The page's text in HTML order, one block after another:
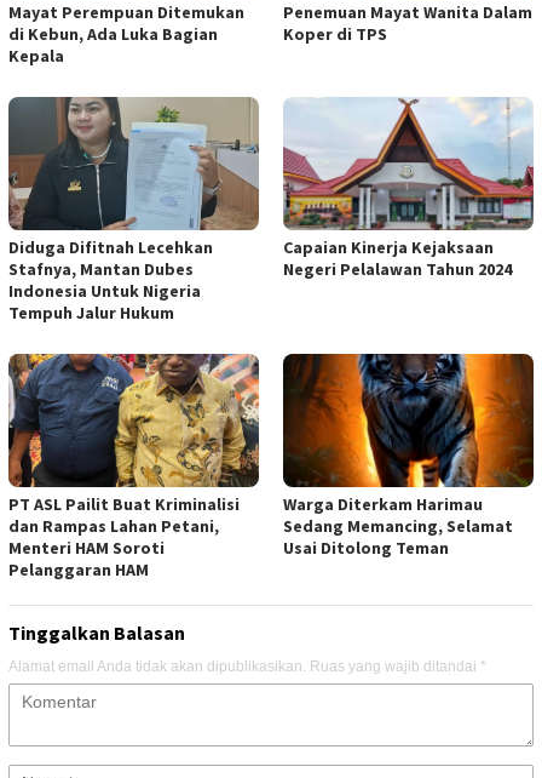
Mayat Perempuan Ditemukan
di Kebun, Ada Luka Bagian
Kepala
Penemuan Mayat Wanita Dalam
Koper di TPS
Diduga Difitnah Lecehkan
Stafnya, Mantan Dubes
Indonesia Untuk Nigeria
Tempuh Jalur Hukum
Capaian Kinerja Kejaksaan
Negeri Pelalawan Tahun 2024
PT ASL Pailit Buat Kriminalisi
dan Rampas Lahan Petani,
Menteri HAM Soroti
Pelanggaran HAM
Warga Diterkam Harimau
Sedang Memancing, Selamat
Usai Ditolong Teman
Tinggalkan Balasan
Alamat email Anda tidak akan dipublikasikan. Ruas yang wajib ditandai *